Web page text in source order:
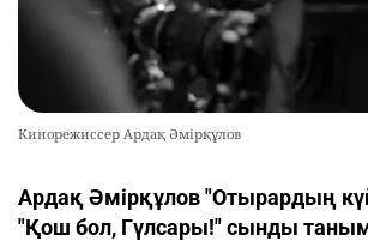
Кинорежиссер Ардақ Әмірқұлов
Ардақ Әмірқұлов "Отырардың
"Қош бол, Гүлсары!" сынды